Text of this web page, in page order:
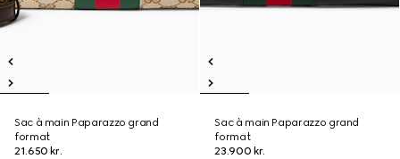
Sac à main Paparazzo grand
format
21.650 kr.
Sac à main Paparazzo grand
format
23.900 kr.